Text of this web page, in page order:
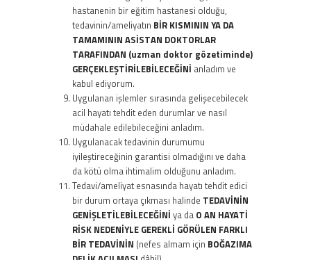
hastanenin bir eğitim hastanesi olduğu,
tedavinin/ameliyatın BİR KISMININ YA DA
TAMAMININ ASİSTAN DOKTORLAR
TARAFINDAN (uzman doktor gözetiminde)
GERÇEKLEŞTİRİLEBİLECEĞİNİ anladım ve
kabul ediyorum.
Uygulanan işlemler sırasında gelişecebilecek
acil hayatı tehdit eden durumlar ve nasıl
müdahale edilebileceğini anladım.
Uygulanacak tedavinin durumumu
iyileştireceğinin garantisi olmadığını ve daha
da kötü olma ihtimalim olduğunu anladım.
Tedavi/ameliyat esnasında hayatı tehdit edici
bir durum ortaya çıkması halinde TEDAVİNİN
GENİŞLETİLEBİLECEĞİNİ ya da O AN HAYATİ
RİSK NEDENİYLE GEREKLİ GÖRÜLEN FARKLI
BİR TEDAVİNİN (nefes almam için BOĞAZIMA